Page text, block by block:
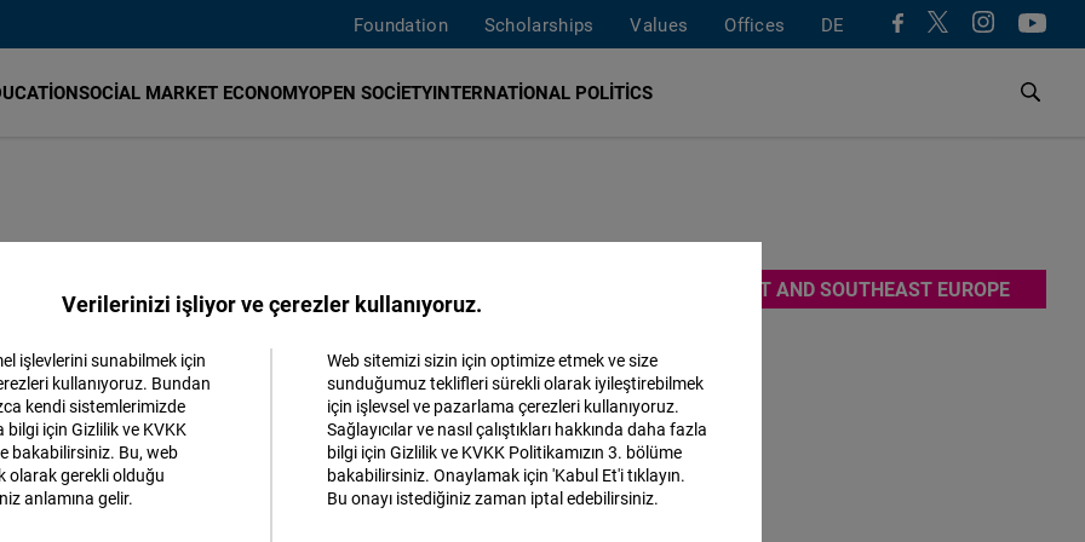
Foundation Scholarships Values Offices DE
SOCIAL MARKET ECONOMYOPEN SOCIETYINTERNATIONAL POLITICS
FNF, Türkiye'de sivil toplum, akademi, ekonomi ve politika
ofisimizi İstanbul'a taşıdık. Türkiye tarihi, kültürü,
ve transatlantik işbirliği için büyük bir önem taşır. Bu yüzden
amacı ile liberal fikirlere sahip olan vatandaş ve kuruluşlara
ve gelişen bir Türkiye'ye katkıda bulunmak için
EAST AND SOUTHEAST EUROPE
Verilerinizi işliyor ve çerezler kullanıyoruz.
işlevlerini sunabilmek için
kullanıyoruz. Bundan
kendi sistemlerimizde
için Gizlilik ve KVKK
bakabilirsiniz. Bu, web
olarak gerekli olduğu
anlamına gelir.
Web sitemizi sizin için optimize etmek ve size
sunduğumuz teklifleri sürekli olarak iyileştirebilmek
için işlevsel ve pazarlama çerezleri kullanıyoruz.
Sağlayıcılar ve nasıl çalıştıkları hakkında daha fazla
bilgi için Gizlilik ve KVKK Politikamızın 3. bölüme
bakabilirsiniz. Onaylamak için 'Kabul Et'i tıklayın.
Bu onayı istediğiniz zaman iptal edebilirsiniz.
Matomo
Facebook
Kabul et